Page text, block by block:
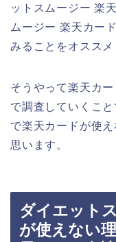
ットスムージー 楽
ムージー 楽天カー
みることをオススメ
そうやって楽天カ
で調査していくこ
で楽天カードが使
思います。
ダイエット
が使えない